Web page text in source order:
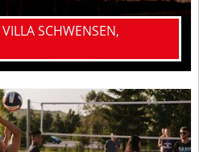
SCHWENSEN,